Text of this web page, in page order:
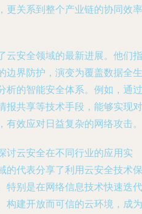
更关系到整个产业链的协同效率
云安全领域的最新进展。他们指
边界防护，演变为覆盖数据全生
析的智能安全体系。例如，通过
报共享等技术手段，能够实现对
有效应对日益复杂的网络攻击。
讨云安全在不同行业的应用实
的代表分享了利用云安全技术保
特别是在网络信息技术快速迭代
构建开放而可信的云环境，成为